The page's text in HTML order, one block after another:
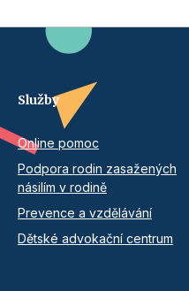
Služby
Online pomoc
Podpora rodin zasažených
násilím v rodině
Prevence a vzdělávání
Dětské advokační centrum